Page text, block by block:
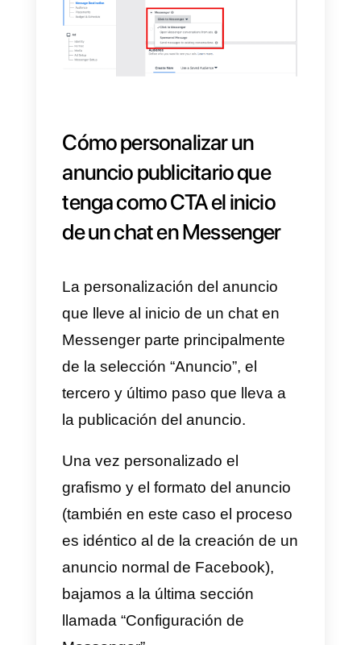
en la creación de cualquier otro
tipo de anuncio publicitario en
audiencia y la selección de las
plataformas*), concentremos
nuestra atención en los aspectos
relacionados específicamente
con la creación y la
personalización de un anuncio
que tengacomo CTA elinicio de
un chat en Messenger.
*Sugerencia: en la selección de
las plataformas en las cuales
mostrar el anuncio, aconsejamos
desactivar la opción de
Instagram. De hecho, llevar
usuario de Instagram a la
apertura de un chat en